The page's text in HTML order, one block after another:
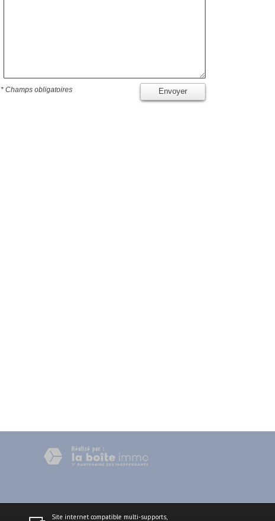
Envoyer
* Champs obligatoires
Site internet compatible multi-supports,